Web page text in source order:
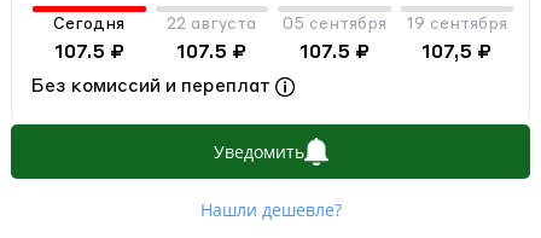
Сегодня
107.5 ₽
22 августа
107.5 ₽
05 сентября
107.5 ₽
19 сентября
107,5 ₽
Без комиссий и переплат
Уведомить
Нашли дешевле?